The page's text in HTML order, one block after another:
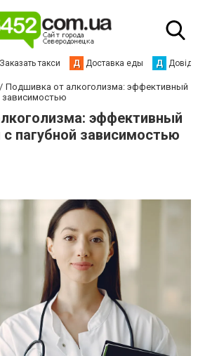
Заказать такси Д Доставка еды Д
Подшивка от алкоголизма: эффективный
зависимостью
эффективный
пагубной зависимостью